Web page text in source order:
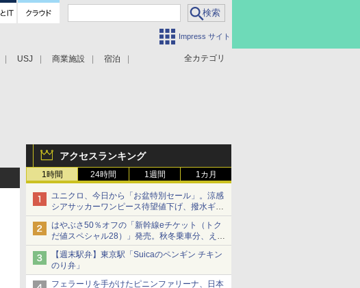
Impress サイト
全カテゴリ
USJ 商業施設 宿泊
アクセスランキング
1時間 24時間 1週間 1カ月
ユニクロ、今日から「お盆特別セール」。涼感
シアサッカーワンピース待望値下げ、撥水ギア
ショーツは1990円に
はやぶさ50％オフの「新幹線eチケット（トク
だ値スペシャル28）」発売。秋冬乗車分、えき
ねっと限定
【週末駅弁】東京駅「Suicaのペンギン チキン
のり弁」
フェラーリを手がけたピニンファリーナ、日本